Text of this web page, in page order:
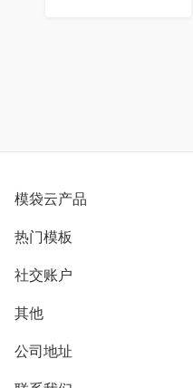
模袋云产品
别墅设计营销
模型协同展示分享
别墅社区
热门模板
欧式别墅
中式别墅
社交账户
B站
抖音
微信公众号
其他
用户服务协议
隐私政策
公司地址